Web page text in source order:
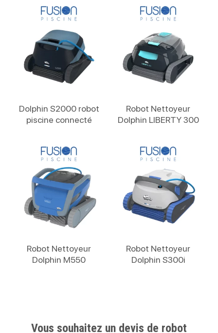
Dolphin S2000 robot
piscine connecté
Robot Nettoyeur
Dolphin LIBERTY 300
Robot Nettoyeur
Dolphin M550
Robot Nettoyeur
Dolphin S300i
Vous souhaitez un devis de robot